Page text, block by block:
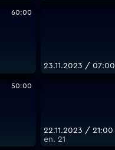
60:00
23.11.2023 / 07:00
50:00
22.11.2023 / 21:00
еп. 21